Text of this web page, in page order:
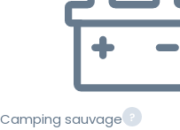
Camping sauvage